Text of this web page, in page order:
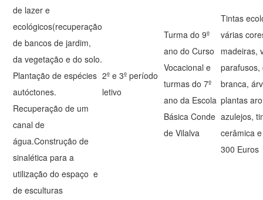
de lazer e
ecológicos(recuperação
de bancos de jardim,
da vegetação e do solo.
Plantação de espécies
autóctones.
Recuperação de um
canal de
água.Construção de
sinalética para a
utilização do espaço e
de esculturas
2º e 3º período
letivo
Turma do 9º
ano do Curso
Vocacional e
turmas do 7º
ano da Escola
Básica Conde
de Vilalva
Tintas
várias
madeiras,
parafusos,
branca,
plantas
azulejos,
cerâmica
300 Euros